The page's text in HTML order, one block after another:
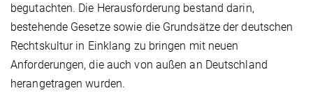
begutachten. Die Herausforderung bestand darin,
bestehende Gesetze sowie die Grundsätze der deutschen
Rechtskultur in Einklang zu bringen mit neuen
Anforderungen, die auch von außen an Deutschland
herangetragen wurden.